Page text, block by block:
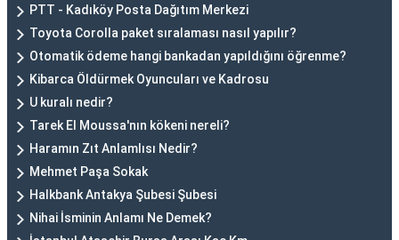
PTT - Kadıköy Posta Dağıtım Merkezi
Toyota Corolla paket sıralaması nasıl yapılır?
Otomatik ödeme hangi bankadan yapıldığını öğrenme?
Kibarca Öldürmek Oyuncuları ve Kadrosu
U kuralı nedir?
Tarek El Moussa'nın kökeni nereli?
Haramın Zıt Anlamlısı Nedir?
Mehmet Paşa Sokak
Halkbank Antakya Şubesi Şubesi
Nihai İsminin Anlamı Ne Demek?